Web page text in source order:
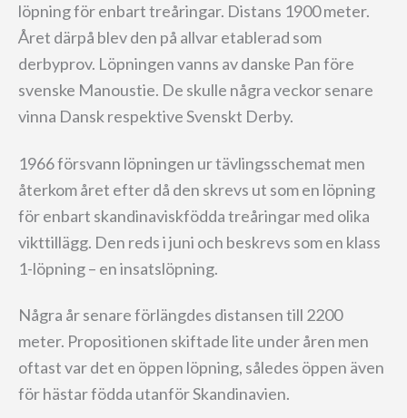
löpning för enbart treåringar. Distans 1900 meter.
Året därpå blev den på allvar etablerad som
derbyprov. Löpningen vanns av danske Pan före
svenske Manoustie. De skulle några veckor senare
vinna Dansk respektive Svenskt Derby.
1966 försvann löpningen ur tävlingsschemat men
återkom året efter då den skrevs ut som en löpning
för enbart skandinaviskfödda treåringar med olika
vikttillägg. Den reds i juni och beskrevs som en klass
1-löpning – en insatslöpning.
Några år senare förlängdes distansen till 2200
meter. Propositionen skiftade lite under åren men
oftast var det en öppen löpning, således öppen även
för hästar födda utanför Skandinavien.